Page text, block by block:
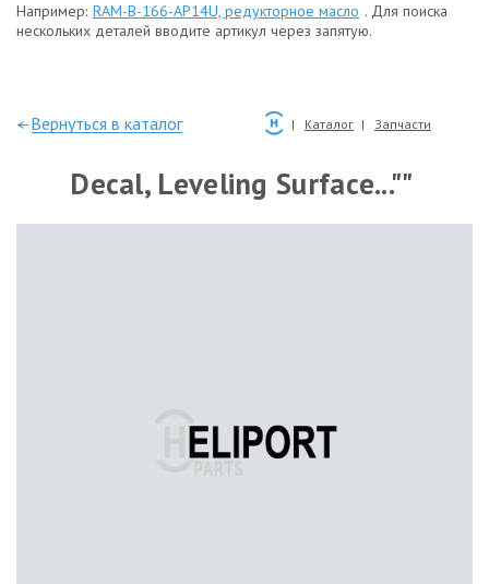
Например: RAM-B-166-AP14U, редукторное масло . Для поиска
нескольких деталей вводите артикул через запятую.
—Вернуться в каталог Каталог Запчасти
Decal, Leveling Surface...""